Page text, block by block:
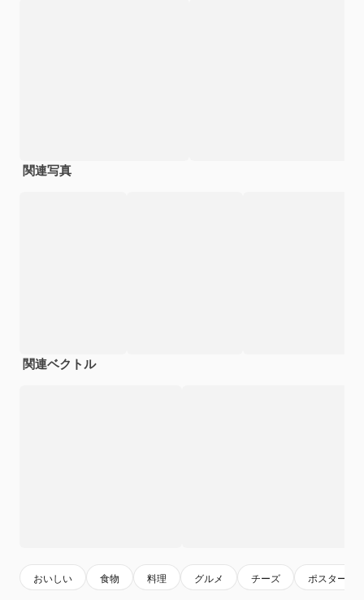
関連写真
関連ベクトル
おいしい 食物 料理 グルメ チーズ ポスター